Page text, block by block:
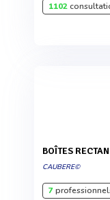
1102
BOÎTES
CAUBERE©
7